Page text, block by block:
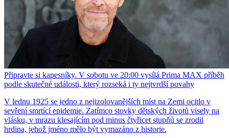
Připravte si kapesníky. V sobotu ve 20:00 vysílá Prima MAX příběh
podle skutečné události, který rozseká i ty nejtvrdší povahy
V lednu 1925 se jedno z nejizolovanějších míst na Zemi ocitlo v
sevření smrtící epidemie. Zatímco stovky dětských životů visely na
vlásku, v mrazu klesajícím pod minus čtyřicet stupňů se zrodil
hrdina, jehož jméno mělo být vymazáno z historie.